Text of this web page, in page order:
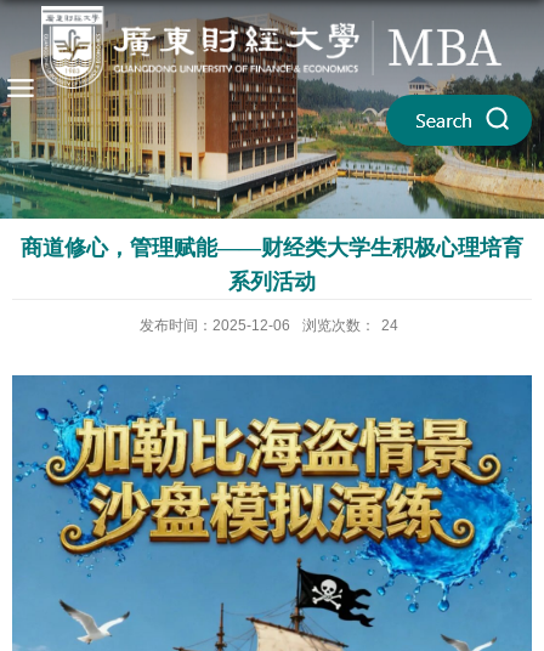
商道修心，管理赋能——财经类大学生积极心理培育
系列活动
发布时间：2025-12-06 浏览次数： 24